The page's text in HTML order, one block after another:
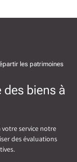
les patrimoines
des biens à
votre service notre
des évaluations